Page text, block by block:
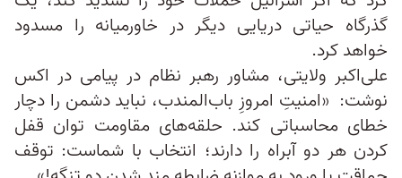
گذرگاه حیاتی دریایی دیگر در خاورمیانه را مسدود
خواهد کرد.
علی‌اکبر ولایتی، مشاور رهبر نظام در پیامی در اکس
نوشت: «امنیتِ امروزِ باب‌المندب، نباید دشمن را دچار
خطای محاسباتی کند. حلقه‌های مقاومت توان قفل
کردن هر دو آبراه را دارند؛ انتخاب با شماست: توقف